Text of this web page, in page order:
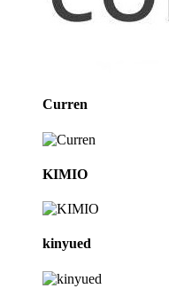
Curren
KIMIO
kinyued